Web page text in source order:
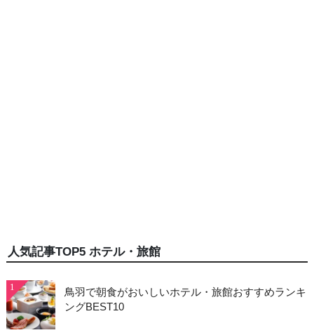
人気記事TOP5 ホテル・旅館
1
鳥羽で朝食がおいしいホテル・旅館おすすめランキ
ングBEST10